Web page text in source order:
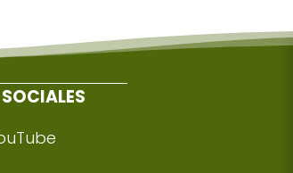
SOCIALES